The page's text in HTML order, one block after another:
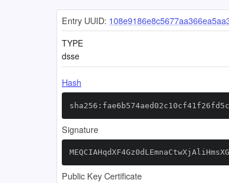
Entry UUID:
TYPE
dsse
Hash
Signature
Public Key Certificate